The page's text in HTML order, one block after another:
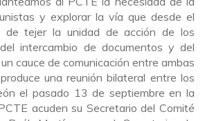
y explorar la vía que desde el
de tejer la unidad de acción de los
intercambio de documentos y del
cauce de comunicación entre ambas
una reunión bilateral entre los
el pasado 13 de septiembre en la
acuden su Secretario del Comité